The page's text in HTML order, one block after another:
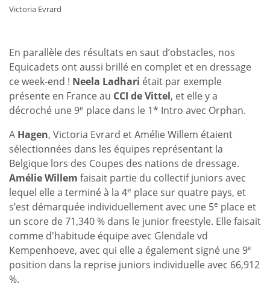
Victoria Evrard
En parallèle des résultats en saut d’obstacles, nos
Equicadets ont aussi brillé en complet et en dressage
ce week-end ! Neela Ladhari était par exemple
présente en France au CCI de Vittel, et elle y a
décroché une 9e place dans le 1* Intro avec Orphan.
A Hagen, Victoria Evrard et Amélie Willem étaient
sélectionnées dans les équipes représentant la
Belgique lors des Coupes des nations de dressage.
Amélie Willem faisait partie du collectif juniors avec
lequel elle a terminé à la 4e place sur quatre pays, et
s’est démarquée individuellement avec une 5e place et
un score de 71,340 % dans le junior freestyle. Elle faisait
comme d'habitude équipe avec Glendale vd
Kempenhoeve, avec qui elle a également signé une 9e
position dans la reprise juniors individuelle avec 66,912
%.